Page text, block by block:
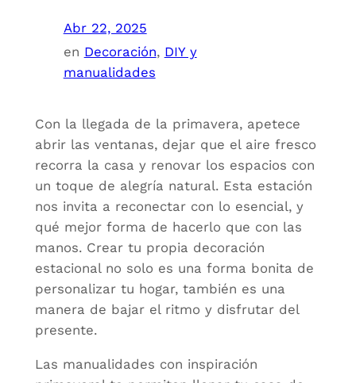
Abr 22, 2025
en Decoración, DIY y
manualidades
Con la llegada de la primavera, apetece
abrir las ventanas, dejar que el aire fresco
recorra la casa y renovar los espacios con
un toque de alegría natural. Esta estación
nos invita a reconectar con lo esencial, y
qué mejor forma de hacerlo que con las
manos. Crear tu propia decoración
estacional no solo es una forma bonita de
personalizar tu hogar, también es una
manera de bajar el ritmo y disfrutar del
presente.
Las manualidades con inspiración